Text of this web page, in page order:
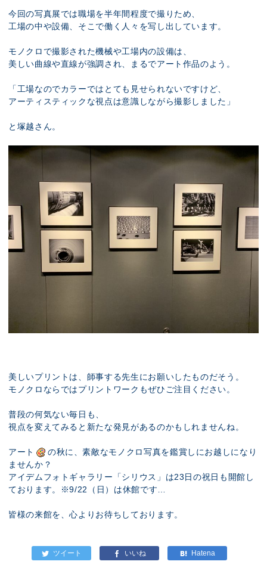
今回の写真展では職場を半年間程度で撮りため、
工場の中や設備、そこで働く人々を写し出しています。
モノクロで撮影された機械や工場内の設備は、
美しい曲線や直線が強調され、まるでアート作品のよう。
「工場なのでカラーではとても見せられないですけど、
アーティスティックな視点は意識しながら撮影しました」
と塚越さん。
美しいプリントは、師事する先生にお願いしたものだそう。
モノクロならではプリントワークもぜひご注目ください。
普段の何気ない毎日も、
視点を変えてみると新たな発見があるのかもしれませんね。
アート
の秋に、素敵なモノクロ写真を鑑賞しにお越しになり
ませんか？
アイデムフォトギャラリー「シリウス」は23日の祝日も開館し
ております。※9/22（日）は休館です…
皆様の来館を、心よりお待ちしております。